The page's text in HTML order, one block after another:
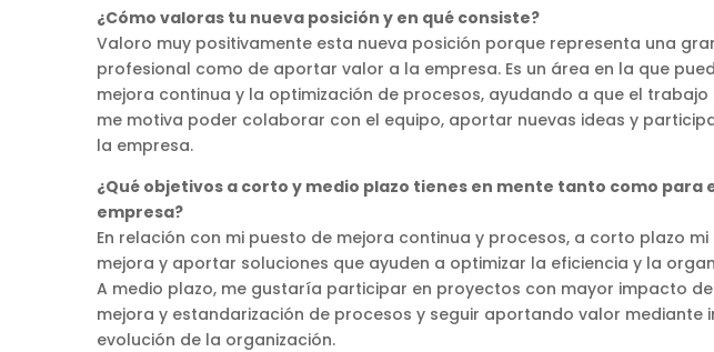
¿Cómo valoras tu nueva posición y en qué consiste?
Valoro muy positivamente esta nueva posición porque representa una
profesional como de aportar valor a la empresa. Es un área en la que
mejora continua y la optimización de procesos, ayudando a que el
me motiva poder colaborar con el equipo, aportar nuevas ideas y
la empresa.
¿Qué objetivos a corto y medio plazo tienes en mente tanto como
empresa?
En relación con mi puesto de mejora continua y procesos, a corto plazo
mejora y aportar soluciones que ayuden a optimizar la eficiencia y la
A medio plazo, me gustaría participar en proyectos con mayor impacto
mejora y estandarización de procesos y seguir aportando valor mediante
evolución de la organización.